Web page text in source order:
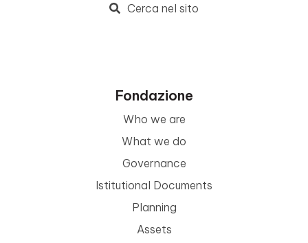
Cerca nel sito
Fondazione
Who we are
What we do
Governance
Istitutional Documents
Planning
Assets